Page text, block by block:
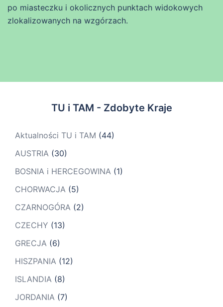
po miasteczku i okolicznych punktach widokowych
zlokalizowanych na wzgórzach.
TU i TAM - Zdobyte Kraje
Aktualności TU i TAM (44)
AUSTRIA (30)
BOSNIA i HERCEGOWINA (1)
CHORWACJA (5)
CZARNOGÓRA (2)
CZECHY (13)
GRECJA (6)
HISZPANIA (12)
ISLANDIA (8)
JORDANIA (7)